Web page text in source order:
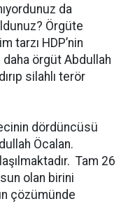
da
Örgüte
tarzı HDP’nin
daha örgüt Abdullah
silahlı terör
dördüncüsü
Öcalan.
Tam 26
olan birini
çözümünde